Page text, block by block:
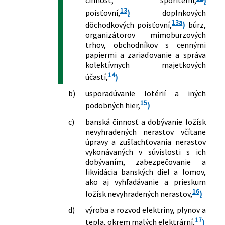
Zákon o Komore kominárov Slovenska
a o zmene a doplnení zákona č.
455/1991 Zb. o živnostenskom
podnikaní (živnostenský zákon) v znení
neskorších predpisov
Zákon o podmienkach predaja
výrobkov a poskytovania služieb na
doplnení zákona č. 455/1991 Zb. o
živnostenskom podnikaní
(živnostenský zákon) v znení
neskorších predpisov
Zákon o obchodovaní s vojenským
materiálom a o doplnení zákona č.
455/1991 Zb. o živnostenskom
podnikaní (živnostenský zákon) v znení
neskorších predpisov
Zákon o šľachtení a plemenitbe
hospodárskych zvierat a o zmene a
doplnení zákona č. 455/1991 Zb. o
poisťovní,13)doplnkových
dôchodkových poisťovní,13a) búrz,
organizátorov mimoburzových
trhov, obchodníkov s cennými
papiermi a zariaďovanie a správa
kolektívnych majetkových
účastí,14)
b)
usporadúvanie lotérií a iných
podobných hier,15)
c)
banská činnosť a dobývanie ložísk
nevyhradených nerastov včítane
úpravy a zušľachťovania nerastov
vykonávaných v súvislosti s ich
dobývaním, zabezpečovanie a
likvidácia banských diel a lomov,
ako aj vyhľadávanie a prieskum
ložísk nevyhradených nerastov,16)
d)
výroba a rozvod elektriny, plynov a
tepla, okrem malých elektrární,17)